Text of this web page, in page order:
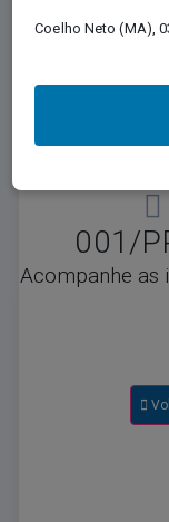
eles
001/
Acompanhe as
Coelho Neto (MA),